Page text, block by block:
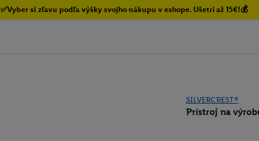
✅Vyber si zľavu podľa výšky svojho nákupu v eshope. Ušetri až 15€!💰
SILVERCREST®
Prístroj na